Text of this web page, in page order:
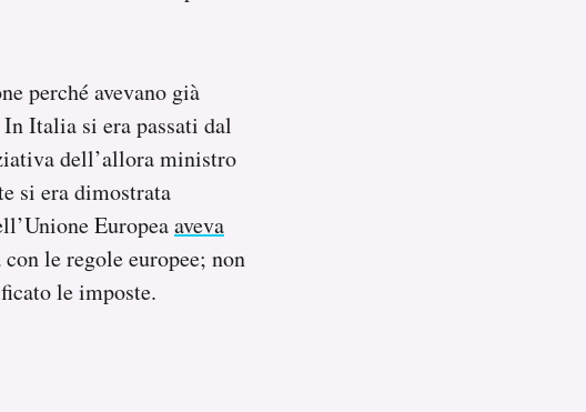
perché avevano già
Italia si era passati dal
dell’allora ministro
si era dimostrata
Europeaaveva
le regole europee; non
le imposte.